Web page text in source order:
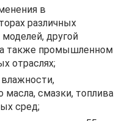
в
различных
другой
а также промышленном
отраслях;
смазки, топлива
сред;